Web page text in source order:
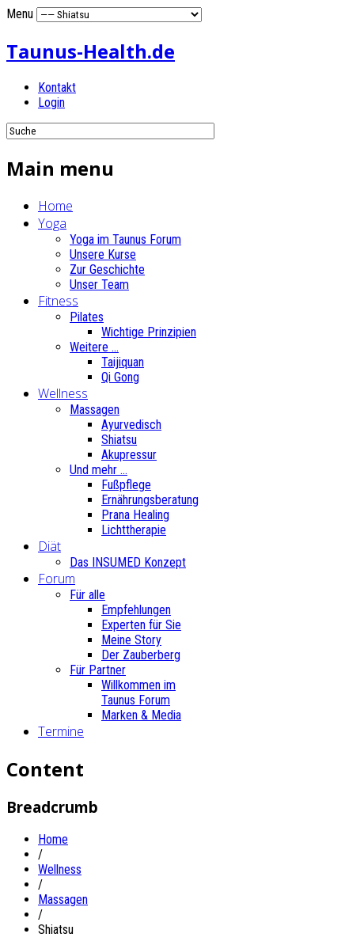
Menu
Taunus-Health.de
Kontakt
Login
Main menu
Home
Yoga
Yoga im Taunus Forum
Unsere Kurse
Zur Geschichte
Unser Team
Fitness
Pilates
Wichtige Prinzipien
Weitere ...
Taijiquan
Qi Gong
Wellness
Massagen
Ayurvedisch
Shiatsu
Akupressur
Und mehr ...
Fußpflege
Ernährungsberatung
Prana Healing
Lichttherapie
Diät
Das INSUMED Konzept
Forum
Für alle
Empfehlungen
Experten für Sie
Meine Story
Der Zauberberg
Für Partner
Willkommen im
Taunus Forum
Marken & Media
Termine
Content
Breadcrumb
Home
/
Wellness
/
Massagen
/
Shiatsu